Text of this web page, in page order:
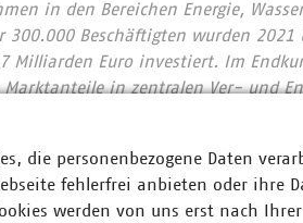
in den Bereichen Energie,
Beschäftigten wurden 2021
Milliarden Euro investiert. Im
in zentralen Ver- und
Trinkwasser 89 Prozent,
jeden Tag 31.500 Tonnen Abfall
ist sie der Hidden Champion
im Breitbandausbau: 206
Prozent der kommunalen
die personenbezogene Daten
fehlerfrei anbieten oder ihre
werden von uns erst nach